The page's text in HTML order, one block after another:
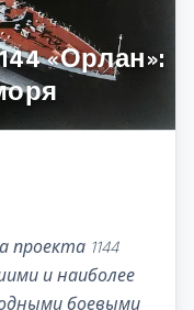
«Орлан»:
1144
и наиболее
боевыми